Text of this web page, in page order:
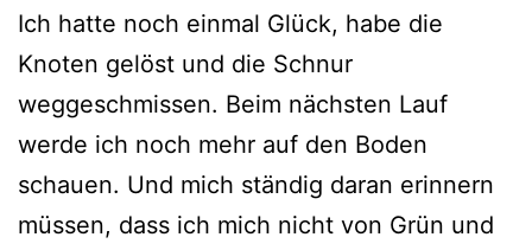
Ich hatte noch einmal Glück, habe die
Knoten gelöst und die Schnur
weggeschmissen. Beim nächsten Lauf
werde ich noch mehr auf den Boden
schauen. Und mich ständig daran erinnern
müssen, dass ich mich nicht von Grün und